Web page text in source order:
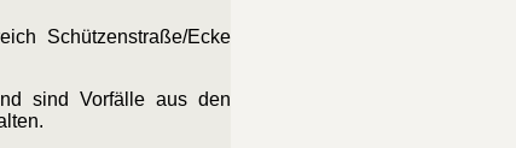
Schützenstraße/Ecke
sind Vorfälle aus den